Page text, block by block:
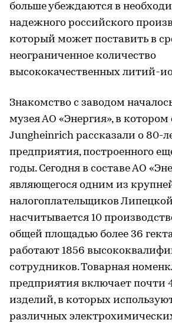
больше убеждаются в
надежного российского
который может поставить в
неограниченное количество
высококачественных литий-
Знакомство с заводом
музея АО «Энергия», в
Jungheinrich рассказали о 80-
предприятия, построенного
годы. Сегодня в составе АО
являющегося одним из
налогоплательщиков
насчитывается 10
общей площадью более 36
работают 1856
сотрудников. Товарная
предприятия включает почти
изделий, в которых
различных